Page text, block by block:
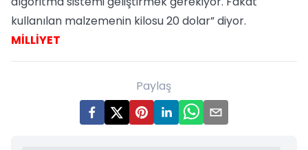
kullanılan malzemenin kilosu 20 dolar” diyor.
MİLLİYET
Paylaş